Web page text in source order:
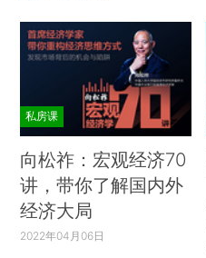
私房课
向松祚：宏观经济70
讲，带你了解国内外
经济大局
2022年04月06日